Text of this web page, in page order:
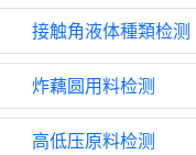
接触角液体種類检测
炸藕圆用料检测
高低压原料检测